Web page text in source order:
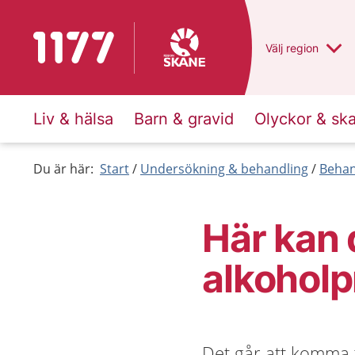
Till startsidan för 1177 Du har valt region
Välj en annan
region
Liv & hälsa Barn & gravid Olyckor &
Du är här: Start Undersökning & behandling
Här kan